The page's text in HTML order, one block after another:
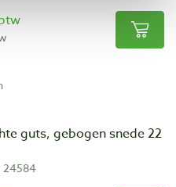
guts, gebogen snede 22
24584